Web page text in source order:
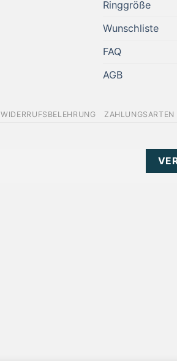
Ringgröße
Wunschliste
FAQ
AGB
WIDERRUFSBELEHRUNG ZAHLUNGSARTEN